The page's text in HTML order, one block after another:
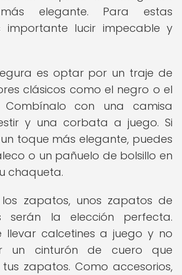
elegante. Para estas
importante lucir impecable y
es optar por un traje de
clásicos como el negro o el
Combínalo con una camisa
y una corbata a juego. Si
toque más elegante, puedes
o un pañuelo de bolsillo en
chaqueta.
zapatos, unos zapatos de
serán la elección perfecta.
llevar calcetines a juego y no
un cinturón de cuero que
zapatos. Como accesorios,